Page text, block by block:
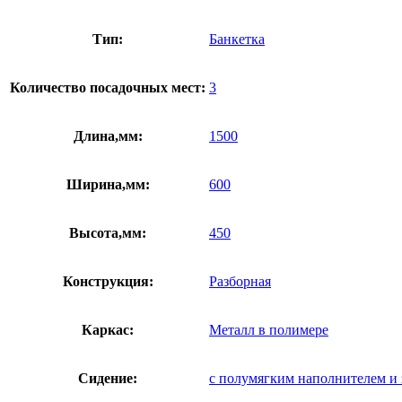
Тип: Банкетка
Количество посадочных мест: 3
Длина,мм: 1500
Ширина,мм: 600
Высота,мм: 450
Конструкция: Разборная
Каркас: Металл в полимере
Сидение: с полумягким наполнителем